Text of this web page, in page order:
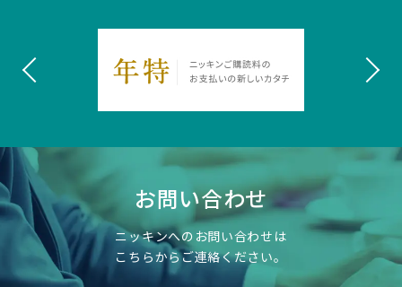
お問い合わせ
ニッキンへのお問い合わせは
こちらからご連絡ください。